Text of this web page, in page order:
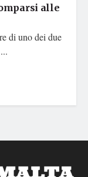
alle
di uno dei due